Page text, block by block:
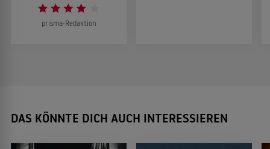
prisma-Redaktion
DAS KÖNNTE DICH AUCH INTERESSIEREN